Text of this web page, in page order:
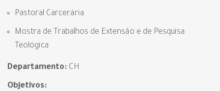
Pastoral Carcerária
Mostra de Trabalhos de Extensão e de Pesquisa
Teológica
Departamento: CH
Objetivos: